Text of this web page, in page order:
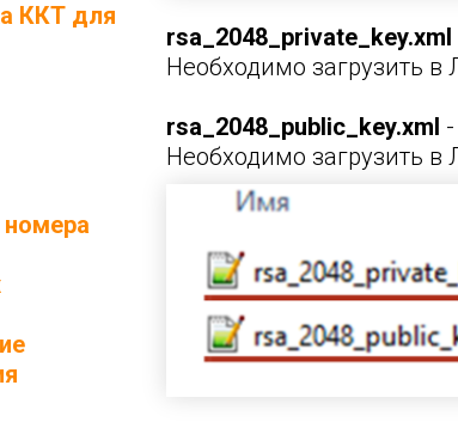
rsa_2048_private_key.xml
Необходимо загрузить в
rsa_2048_public_key.xml -
Необходимо загрузить в
ККТ для